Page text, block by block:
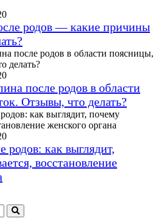
родов — какие причины
после родов в области
Отзывы, что делать?
родов: как выглядит,
восстановление